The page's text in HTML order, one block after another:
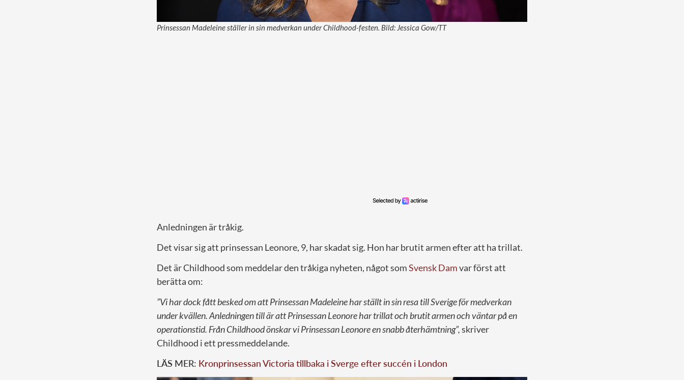
Prinsessan Madeleine ställer in sin medverkan under Childhood-festen. Bild: Jessica Gow/TT
Anledningen är tråkig.
Det visar sig att prinsessan Leonore, 9, har skadat sig. Hon har brutit armen efter att ha trillat.
Det är Childhood som meddelar den tråkiga nyheten, något somSvensk Damvar först att
berätta om:
”Vi har dock fått besked om att Prinsessan Madeleine har ställt in sin resa till Sverige för medverkan
under kvällen. Anledningen till är att Prinsessan Leonore har trillat och brutit armen och väntar på en
operationstid. Från Childhood önskar vi Prinsessan Leonore en snabb återhämtning”,skriver
Childhood i ett pressmeddelande.
LÄS MER: Kronprinsessan Victoria tillbaka i Sverge efter succén i London